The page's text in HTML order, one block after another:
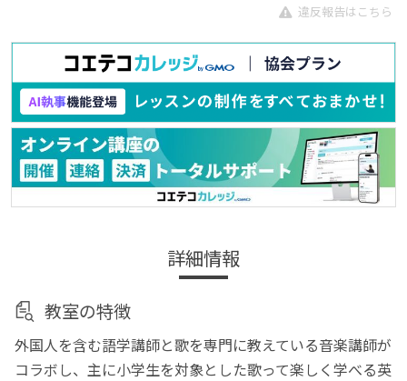
違反報告はこちら
詳細情報
教室の特徴
外国人を含む語学講師と歌を専門に教えている音楽講師が
コラボし、主に小学生を対象とした歌って楽しく学べる英